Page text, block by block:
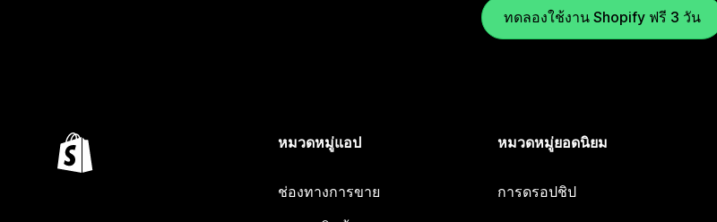
ทดลองใช้งาน Shopify ฟรี 3 วัน
หมวดหมู่แอป
ช่องทางการขาย
หมวดหมู่ยอดนิยม
การดรอปชิป